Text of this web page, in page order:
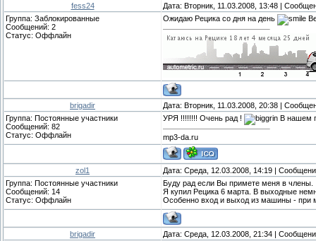
fess24
Дата: Вторник, 11.03.2008, 13:48 |
Группа: Заблокированные
Сообщений: 2
Статус: Оффлайн
Ожидаю Рецика со дня на день
brigadir
Дата: Вторник, 11.03.2008, 20:38 |
Группа: Постоянные участники
Сообщений: 82
Статус: Оффлайн
УРЯ !!!!!!!! Очень рад ! В нашем
mp3-da.ru
zol1
Дата: Среда, 12.03.2008, 14:19 |
Группа: Постоянные участники
Сообщений: 14
Статус: Оффлайн
Буду рад если Вы примете меня в члены.
Я купил Рецика 6 марта. В выходные
Особенно вход и выход из машины - при
brigadir
Дата: Среда, 12.03.2008, 21:34 |